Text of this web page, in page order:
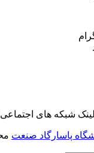
لینک شبکه های
پاسارگاد صنعت